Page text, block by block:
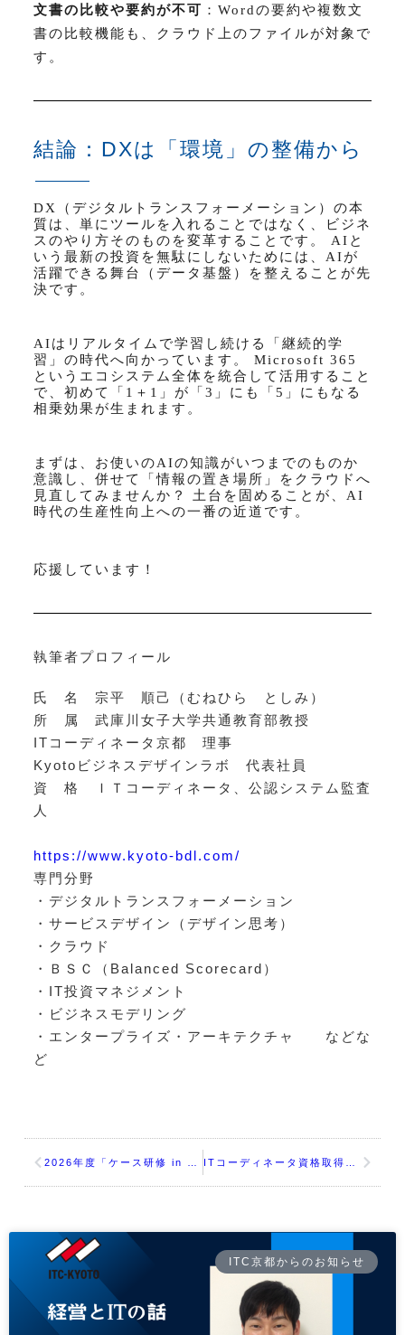
文書の比較や要約が不可 ： Wordの要約や複数文
書の比較機能も、クラウド上のファイルが対象で
す。
結論：DXは「環境」の整備から
DX
（デジタルトランスフォーメーション）の本
質は、単にツールを入れることではなく、ビジネ
スのやり方そのものを変革することです。
AI と
いう最新の投資を無駄にしないためには、 AIが
活躍できる舞台（データ基盤）を整えることが先
決です。
AIはリアルタイムで学習し続ける「継続的学
習」の時代へ向かっています。
Microsoft 365
というエコシステム全体を統合して活用すること
で、初めて「 1 ＋ 1 」が「 3 」にも「 5 」にもなる
相乗効果が生まれます。
まずは、お使いのAIの知識がいつまでのものか
意識し、併せて「情報の置き場所」をクラウドへ
見直してみませんか？ 土台を固めることが、 AI
時代の生産性向上への一番の近道です。
応援しています！
執筆者プロフィール
氏 名 宗平 順己（むねひら としみ）
所 属 武庫川女子大学共通教育部教授
ITコーディネータ京都 理事
Kyotoビジネスデザインラボ 代表社員
資 格 ＩＴコーディネータ、公認システム監査
人
https://www.kyoto-bdl.com/
専門分野
・デジタルトランスフォーメーション
・サービスデザイン（デザイン思考）
・クラウド
・ＢＳＣ（Balanced Scorecard）
・IT投資マネジメント
・ビジネスモデリング
・エンタープライズ・アーキテクチャ などな
ど
ITC京都からのお知らせ